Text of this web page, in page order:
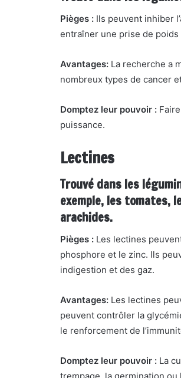
Pièges : Ils peuvent inhiber
entraîner une prise de poids
Avantages: La recherche a
nombreux types de cancer
Domptez leur pouvoir :
puissance.
Lectines
Trouvé dans les
exemple, les tomates,
arachides.
Pièges : Les lectines
phosphore et le zinc. Ils
indigestion et des gaz.
Avantages: Les lectines
peuvent contrôler la
le renforcement de
Domptez leur pouvoir : La